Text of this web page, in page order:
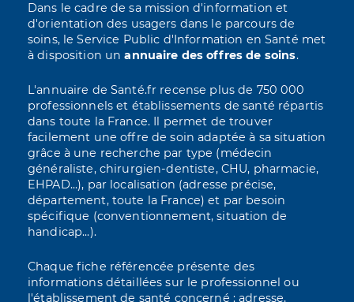
Dans le cadre de sa mission d'information et
d'orientation des usagers dans le parcours de
soins, le Service Public d'Information en Santé met
à disposition unannuaire des offres de soins.
L'annuaire de Santé.fr recense plus de 750 000
professionnels et établissements de santé répartis
dans toute la France. Il permet de trouver
facilement une offre de soin adaptée à sa situation
grâce à une recherche par type (médecin
généraliste, chirurgien-dentiste, CHU, pharmacie,
EHPAD...), par localisation (adresse précise,
département, toute la France) et par besoin
spécifique (conventionnement, situation de
handicap...).
Chaque fiche référencée présente des
informations détaillées sur le professionnel ou
l'établissement de santé concerné : adresse,